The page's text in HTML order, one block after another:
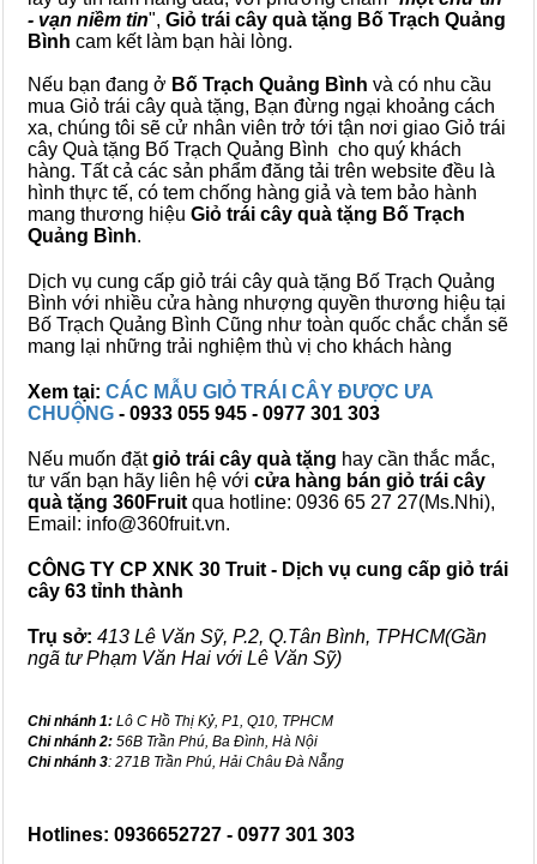
- vạn niềm tin", Giỏ trái cây quà tặng Bố Trạch Quảng
Bình cam kết làm bạn hài lòng.
Nếu bạn đang ở Bố Trạch Quảng Bình và có nhu cầu
mua Giỏ trái cây quà tặng, Bạn đừng ngại khoảng cách
xa, chúng tôi sẽ cử nhân viên trở tới tận nơi giao Giỏ trái
cây Quà tặng Bố Trạch Quảng Bình cho quý khách
hàng. Tất cả các sản phẩm đăng tải trên website đều là
hình thực tế, có tem chống hàng giả và tem bảo hành
mang thương hiệu Giỏ trái cây quà tặng Bố Trạch
Quảng Bình.
Dịch vụ cung cấp giỏ trái cây quà tặng Bố Trạch Quảng
Bình với nhiều cửa hàng nhượng quyền thương hiệu tại
Bố Trạch Quảng Bình Cũng như toàn quốc chắc chắn sẽ
mang lại những trải nghiệm thù vị cho khách hàng
Xem tại: CÁC MẪU GIỎ TRÁI CÂY ĐƯỢC ƯA
CHUỘNG - 0933 055 945 - 0977 301 303
Nếu muốn đặtgiỏ trái cây quà tặng hay cần thắc mắc,
tư vấn bạn hãy liên hệ với cửa hàng bán giỏ trái cây
quà tặng 360Fruit qua hotline: 0936 65 27 27(Ms.Nhi),
Email: info@360fruit.vn.
CÔNG TY CP XNK 30 Truit - Dịch vụ cung cấp giỏ trái
cây 63 tỉnh thành
Trụ sở: 413 Lê Văn Sỹ, P.2, Q.Tân Bình, TPHCM(Gần
ngã tư Phạm Văn Hai với Lê Văn Sỹ)
Chi nhánh 1: Lô C Hồ Thị Kỷ, P1, Q10, TPHCM
Chi nhánh 2: 56B Trần Phú, Ba Đình, Hà Nội
Chi nhánh 3: 271B Trần Phú, Hải Châu Đà Nẵng
Hotlines: 0936652727 - 0977 301 303